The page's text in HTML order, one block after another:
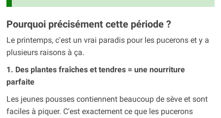
Pourquoi précisément cette période ?
Le printemps, c'est un vrai paradis pour les pucerons et y a
plusieurs raisons à ça.
1. Des plantes fraîches et tendres = une nourriture
parfaite
Les jeunes pousses contiennent beaucoup de sève et sont
faciles à piquer. C'est exactement ce que les pucerons